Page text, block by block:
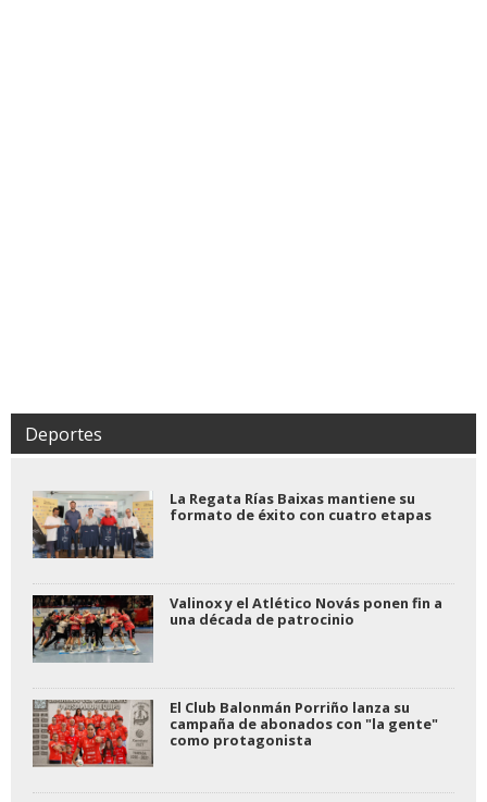
Deportes
La Regata Rías Baixas mantiene su
formato de éxito con cuatro etapas
Valinox y el Atlético Novás ponen fin a
una década de patrocinio
El Club Balonmán Porriño lanza su
campaña de abonados con "la gente"
como protagonista